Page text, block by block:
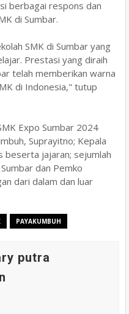
berbagai respons dan
di Sumbar.
SMK di Sumbar yang
Prestasi yang diraih
telah memberikan warna
di Indonesia," tutup
Expo Sumbar 2024
Suprayitno; Kepala
beserta jajaran; sejumlah
dan Pemko
dari dalam dan luar
PAYAKUMBUH
putra